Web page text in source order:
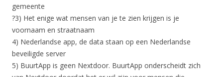
gemeente
?3) Het enige wat mensen van je te zien krijgen is je
voornaam en straatnaam
4) Nederlandse app, de data staan op een Nederlandse
beveiligde server
5) BuurtApp is geen Nextdoor. BuurtApp onderscheidt zich